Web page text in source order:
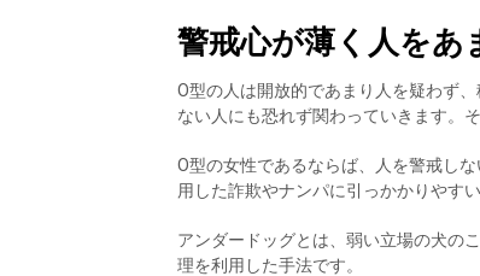
警戒心が薄く人をあ
O型の人は開放的であまり人を疑わず
ない人にも恐れず関わっていきます。
O型の女性であるならば、人を警戒し
用した詐欺やナンパに引っかかりやすい
アンダードッグとは、弱い立場の犬の
理を利用した手法です。